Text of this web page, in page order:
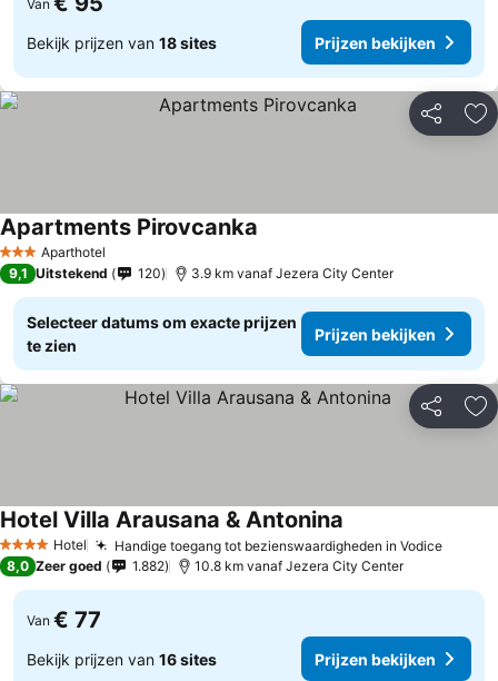
Van
Bekijk prijzen van 18 sites Prijzen bekijken
Delen
3 SterrenAparthotel
Apartments Pirovcanka
9,1 Uitstekend 120 3.9 km vanaf Jezera City Center
Selecteer datums om exacte prijzen
te zien
Prijzen bekijken
Delen
4 SterrenHotel Handige toegang tot bezienswaardigheden in Vodice
Hotel Villa Arausana & Antonina
8,0 Zeer goed 1.882 10.8 km vanaf Jezera City Center
Van € 77
Bekijk prijzen van 16 sites Prijzen bekijken